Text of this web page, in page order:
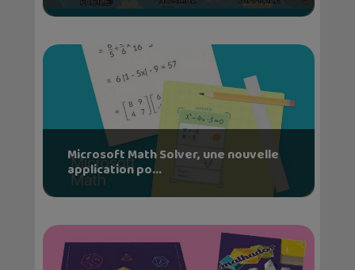
Microsoft Math Solver, une nouvelle
application po...